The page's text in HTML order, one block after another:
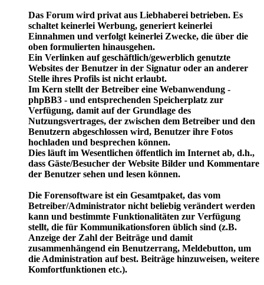
Das Forum wird privat aus Liebhaberei betrieben. Es
schaltet keinerlei Werbung, generiert keinerlei
Einnahmen und verfolgt keinerlei Zwecke, die über die
oben formulierten hinausgehen.
Ein Verlinken auf geschäftlich/gewerblich genutzte
Websites der Benutzer in der Signatur oder an anderer
Stelle ihres Profils ist nicht erlaubt.
Im Kern stellt der Betreiber eine Webanwendung -
phpBB3 - und entsprechenden Speicherplatz zur
Verfügung, damit auf der Grundlage des
Nutzungsvertrages, der zwischen dem Betreiber und den
Benutzern abgeschlossen wird, Benutzer ihre Fotos
hochladen und besprechen können.
Dies läuft im Wesentlichen öffentlich im Internet ab, d.h.,
dass Gäste/Besucher der Website Bilder und Kommentare
der Benutzer sehen und lesen können.
Die Forensoftware ist ein Gesamtpaket, das vom
Betreiber/Administrator nicht beliebig verändert werden
kann und bestimmte Funktionalitäten zur Verfügung
stellt, die für Kommunikationsforen üblich sind (z.B.
Anzeige der Zahl der Beiträge und damit
zusammenhängend ein Benutzerrang, Meldebutton, um
die Administration auf best. Beiträge hinzuweisen, weitere
Komfortfunktionen etc.).